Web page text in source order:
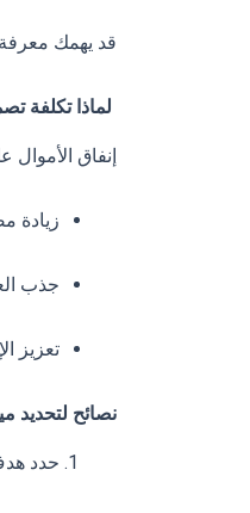
قد يهمك
لماذا تكلفة
إنفاق
زيادة
جذب
تعزيز
نصائح لتحديد
حدد